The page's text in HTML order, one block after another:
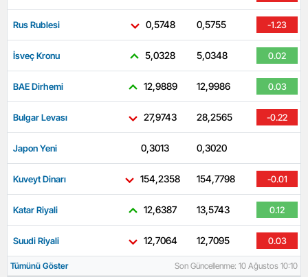
Rus Rublesi 0,5748 0,5755 -1.23
İsveç Kronu 5,0328 5,0348 0.02
BAE Dirhemi 12,9889 12,9986 0.03
Bulgar Levası 27,9743 28,2565 -0.22
Japon Yeni 0,3013 0,3020
Kuveyt Dinarı 154,2358 154,7798 -0.01
Katar Riyali 12,6387 13,5743 0.12
Suudi Riyali 12,7064 12,7095 0.03
Tümünü Göster Son Güncellenme: 10 Ağustos 10:10